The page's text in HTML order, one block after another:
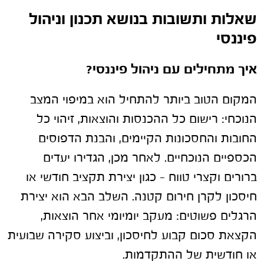
שאלות ותשובות בנושא תכנון וניהול
פיננסי
איך מתחילים עם ניהול פיננסי?
המקום הטוב ביותר להתחיל הוא במיפוי המצב
הנוכחי: רישום כל ההכנסות והוצאות, זיהוי כל
החובות והחסכונות הקיימים, והבנת הדפוסים
הכספיים הנוכחיים. לאחר מכן, הגדירו יעדים
ברורים וקצרי טווח – כגון יצירת תקציב חודשי או
חיסכון לקרן חירום קטנה. השלב הבא הוא יצירת
הרגלים פשוטים: מעקב יומיומי אחר הוצאות,
הקצאת סכום קבוע לחיסכון, וביצוע סקירה שבועית
או חודשית של ההתקדמות.